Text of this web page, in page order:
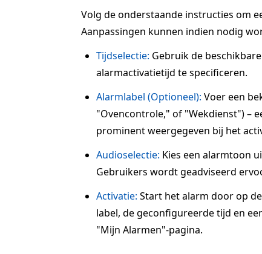
Volg de onderstaande instructies om
Aanpassingen kunnen indien nodig
Tijdselectie: Gebruik de
alarmactivatietijd te specificeren.
Alarmlabel (Optioneel): Voer een
"Ovencontrole," of "Wekdienst") –
prominent weergegeven bij het
Audioselectie: Kies een alarmtoon
Gebruikers wordt geadviseerd
Activatie: Start het alarm door op de
label, de geconfigureerde tijd en
"Mijn Alarmen"-pagina.